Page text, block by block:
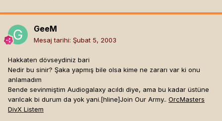
GeeM
Mesaj tarihi: Şubat 5, 2003
Hakkaten dövseydiniz bari
Nedir bu sinir? Şaka yapmış bile olsa kime ne zararı var ki onu
anlamadım
Bende sevinmiştim Audiogalaxy acıldı diye, ama bu kadar üstüne
varılcak bi durum da yok yani.[hline]Join Our Army.. OrcMasters
DivX Listem